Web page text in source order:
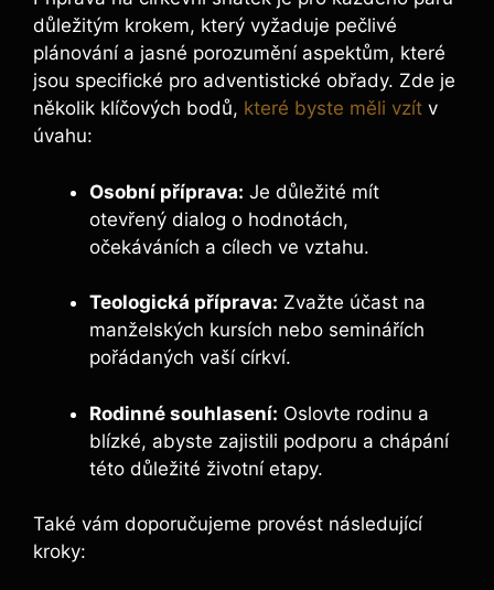
důležitým krokem, který vyžaduje pečlivé
plánování a jasné porozumění aspektům, které
jsou specifické pro adventistické obřady. Zde je
několik klíčových bodů, které byste měli vzít v
úvahu:
Osobní příprava: Je důležité mít
otevřený dialog o hodnotách,
očekáváních a cílech ve vztahu.
Teologická příprava: Zvažte účast na
manželských kursích nebo seminářích
pořádaných vaší církví.
Rodinné souhlasení: Oslovte rodinu a
blízké, abyste zajistili podporu a chápání
této důležité životní etapy.
Také vám doporučujeme provést následující
kroky: